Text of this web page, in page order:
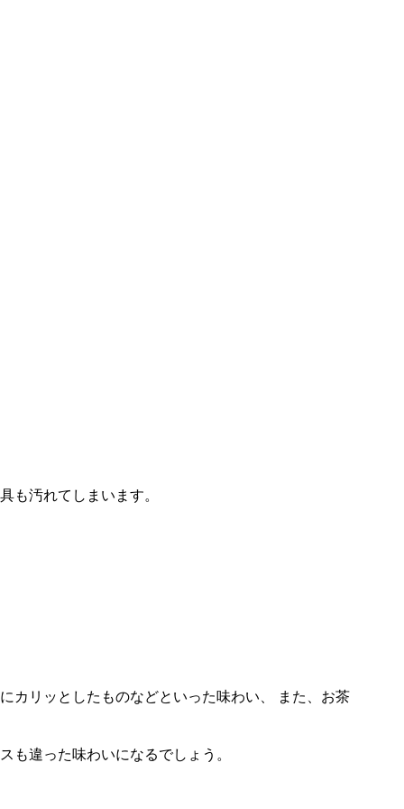
も汚れてしまいます。
カリッとしたものなどといった味わい、 また、お茶
も違った味わいになるでしょう。